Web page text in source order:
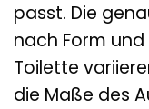
passt. Die
nach Form
Toilette
die Maße des